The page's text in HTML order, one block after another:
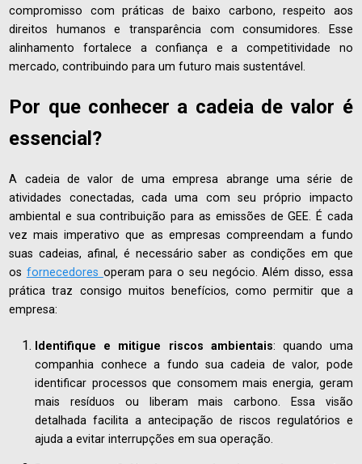
compromisso com práticas de baixo carbono, respeito aos
direitos humanos e transparência com consumidores. Esse
alinhamento fortalece a confiança e a competitividade no
mercado, contribuindo para um futuro mais sustentável.
Por que conhecer a cadeia de valor é
essencial?
A cadeia de valor de uma empresa abrange uma série de
atividades conectadas, cada uma com seu próprio impacto
ambiental e sua contribuição para as emissões de GEE. É cada
vez mais imperativo que as empresas compreendam a fundo
suas cadeias, afinal, é necessário saber as condições em que
os fornecedores operam para o seu negócio. Além disso, essa
prática traz consigo muitos benefícios, como permitir que a
empresa:
Identifique e mitigue riscos ambientais: quando uma
companhia conhece a fundo sua cadeia de valor, pode
identificar processos que consomem mais energia, geram
mais resíduos ou liberam mais carbono. Essa visão
detalhada facilita a antecipação de riscos regulatórios e
ajuda a evitar interrupções em sua operação.